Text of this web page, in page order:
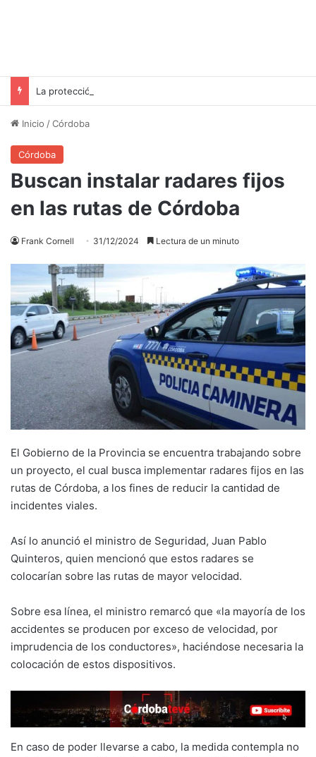
La protección solar más segura: ¿crema o ropa?
Inicio /Córdoba
Córdoba
Buscan instalar radares fijos
en las rutas de Córdoba
Frank Cornell 31/12/2024 Lectura de un minuto
El Gobierno de la Provincia se encuentra trabajando sobre
un proyecto, el cual busca implementar radares fijos en las
rutas de Córdoba, a los fines de reducir la cantidad de
incidentes viales.
Así lo anunció el ministro de Seguridad, Juan Pablo
Quinteros, quien mencionó que estos radares se
colocarían sobre las rutas de mayor velocidad.
Sobre esa línea, el ministro remarcó que «la mayoría de los
accidentes se producen por exceso de velocidad, por
imprudencia de los conductores», haciéndose necesaria la
colocación de estos dispositivos.
En caso de poder llevarse a cabo, la medida contempla no